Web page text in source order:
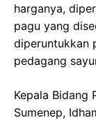
harganya,
pagu yang
diperuntukkan
pedagang
Kepala Bidang
Sumenep,